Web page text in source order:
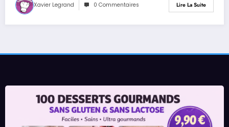
Xavier Legrand 0 Commentaires Lire La Suite